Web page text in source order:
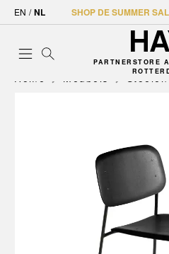
EN / NL SHOP DE SUMMER
PARTNERSTORE
Home Meubels Stoelen